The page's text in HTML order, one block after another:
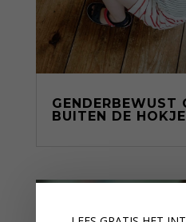
GENDERBEWUST
BUITEN DE